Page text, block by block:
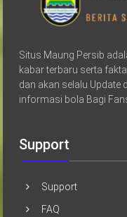
Situs Maung Persib
kabar terbaru serta
dan akan selalu Update
informasi bola Bagi
Support
Support
FAQ